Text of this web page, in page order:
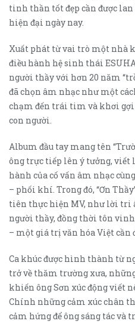
tinh thần tốt đẹp cần được
hiện đại ngày nay.
Xuất phát từ vai trò một nhà
điều hành hệ sinh thái
người thầy với hơn 20 năm
đã chọn âm nhạc như một
chạm đến trái tim và khơi
con người.
Album đầu tay mang tên
ông trực tiếp lên ý tưởng, viết
hành của cố vấn âm nhạc
– phối khí. Trong đó, “Ơn
tiên thực hiện MV, như lời tri
người thầy, đồng thời tôn
– một giá trị văn hóa Việt cần
Ca khúc được hình thành từ
trở về thăm trường xưa,
khiến ông Sơn xúc động viết
Chính những cảm xúc chân
cảm hứng để ông sáng tác và